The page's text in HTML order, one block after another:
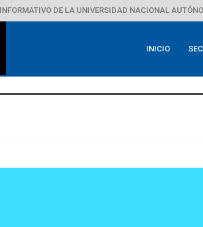
DE LA UNIVERSIDAD NACIONAL
INICIO